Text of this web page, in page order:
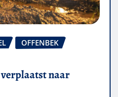
OFFENBEK
naar